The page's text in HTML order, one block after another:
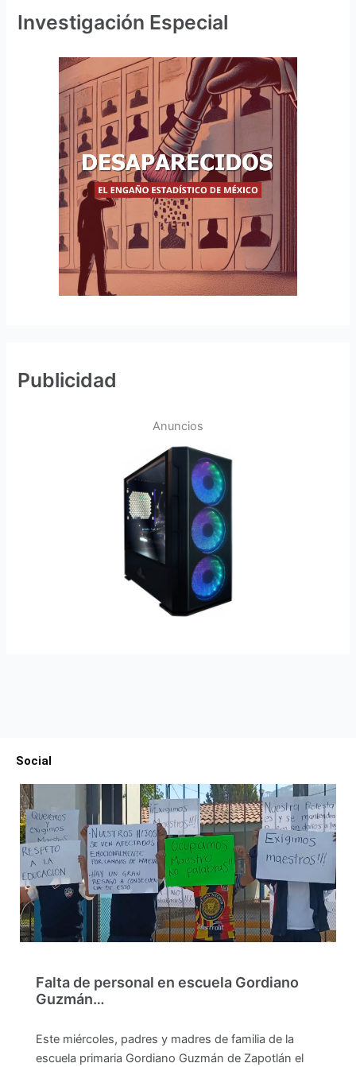
Investigación Especial
Publicidad
Anuncios
Social
Falta de personal en escuela Gordiano
Guzmán…
Este miércoles, padres y madres de familia de la
escuela primaria Gordiano Guzmán de Zapotlán el